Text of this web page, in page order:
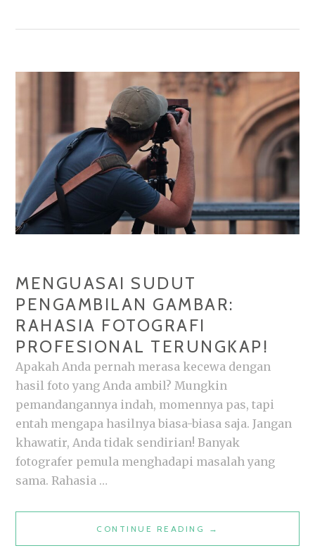
YANG
MEDIA
SOSIAL!
MENGUASAI SUDUT
PENGAMBILAN GAMBAR:
RAHASIA FOTOGRAFI
PROFESIONAL TERUNGKAP!
Apakah Anda pernah merasa kecewa dengan
hasil foto yang Anda ambil? Mungkin
pemandangannya indah, momennya pas, tapi
entah mengapa hasilnya biasa-biasa saja. Jangan
khawatir, Anda tidak sendirian! Banyak
fotografer pemula menghadapi masalah yang
sama. Rahasia …
CONTINUE READING
MENGUASAI
SUDUT
→